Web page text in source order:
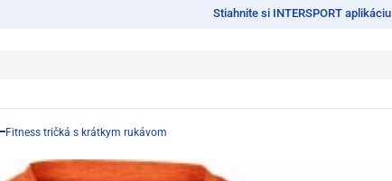
Stiahnite si INTERSPORT aplikáciu
Fitness tričká s krátkym rukávom